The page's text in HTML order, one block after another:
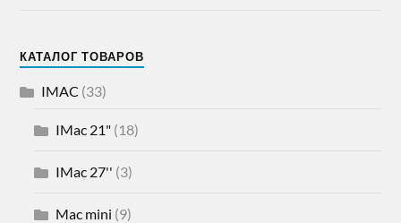
КАТАЛОГ ТОВАРОВ
IMAC (33)
IMac 21" (18)
IMac 27'' (3)
Mac mini (9)